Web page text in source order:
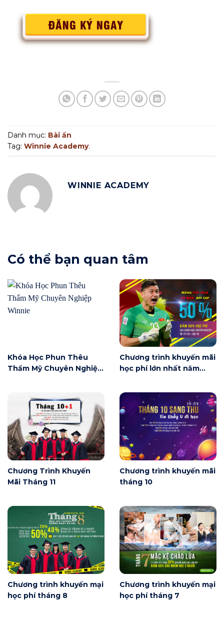
Danh mục: Bài ẩn
Tag: Winnie Academy.
WINNIE ACADEMY
Có thể bạn quan tâm
Khóa Học Phun Thêu
Thẩm Mỹ Chuyên Nghiệp
Chương trình khuyến mãi
học phí lớn nhất năm
Chương Trình Khuyến
Mãi Tháng 11
Chương trình khuyến mãi
tháng 10
Chương trình khuyến mại
học phí tháng 8
Chương trình khuyến mại
học phí tháng 7